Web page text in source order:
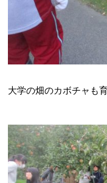
大学の畑のカボチャも